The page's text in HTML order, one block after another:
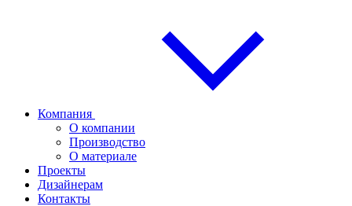
Компания
О компании
Производство
О материале
Проекты
Дизайнерам
Контакты